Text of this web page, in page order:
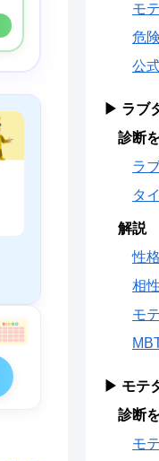
モ
危
公
▶ ラブ
診断
ラ
タ
解説
性
相
モ
▶ モテ
診断
モ